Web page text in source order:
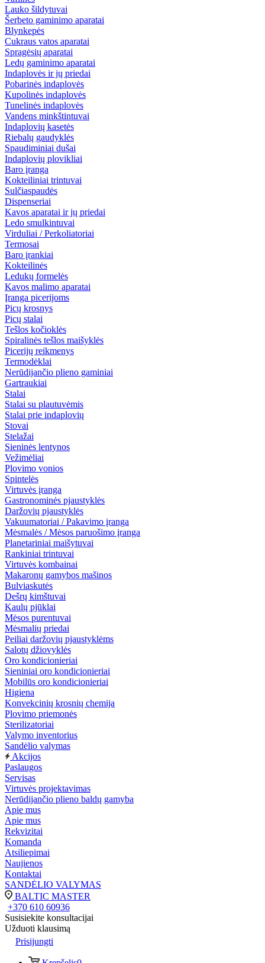
Lauko šildytuvai
Šerbeto gaminimo aparatai
Blynkepės
Cukraus vatos aparatai
Spragėsių aparatai
Ledų gaminimo aparatai
Indaplovės ir jų priedai
Pobarinės indaplovės
Kupolinės indaplovės
Tunelinės indaplovės
Vandens minkštintuvai
Indaplovių kasetės
Riebalų gaudyklės
Spaudiminiai dušai
Indaplovių plovikliai
Baro įranga
Kokteiliniai trintuvai
Sulčiaspaudės
Dispenseriai
Kavos aparatai ir jų priedai
Ledo smulkintuvai
Virduliai / Perkoliatoriai
Termosai
Baro įrankiai
Kokteilinės
Ledukų formelės
Kavos malimo aparatai
Įranga picerijoms
Picų krosnys
Picų stalai
Tešlos kočioklės
Spiralinės tešlos maišyklės
Picerijų reikmenys
Termodėklai
Nerūdijančio plieno gaminiai
Gartraukiai
Stalai
Stalai su plautuvėmis
Stalai prie indaplovių
Stovai
Stelažai
Sieninės lentynos
Vežimėliai
Plovimo vonios
Spintelės
Virtuvės įranga
Gastronominės pjaustyklės
Daržovių pjaustyklės
Vakuumatoriai / Pakavimo įranga
Mėsmalės / Mėsos paruošimo įranga
Planetariniai maišytuvai
Rankiniai trintuvai
Virtuvės kombainai
Makaronų gamybos mašinos
Bulviaskutės
Dešrų kimštuvai
Kaulų pjūklai
Mėsos purentuvai
Mėsmalių priedai
Peiliai daržovių pjaustyklėms
Salotų džiovyklės
Oro kondicionieriai
Sieniniai oro kondicionieriai
Mobilūs oro kondicionieriai
Higiena
Konvekcinių krosnių chemija
Plovimo priemonės
Sterilizatoriai
Valymo inventorius
Sandėlio valymas
Akcijos
Paslaugos
Servisas
Virtuvės projektavimas
Nerūdijančio plieno baldų gamyba
Apie mus
Apie mus
Rekvizitai
Komanda
Atsiliepimai
Naujienos
Kontaktai
SANDĖLIO VALYMAS
BALTIC MASTER
+370 610 60936
Susisiekite konsultacijai
Užduoti klausimą
Prisijungti